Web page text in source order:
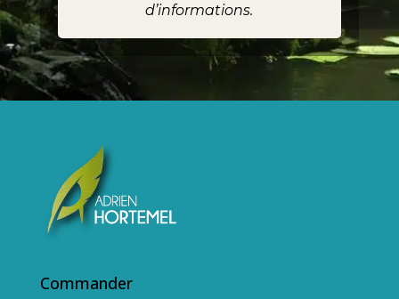
d’informations.
Commander